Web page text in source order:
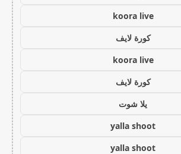
koora live
كورة لايف
koora live
كورة لايف
يلا شوت
yalla shoot
yalla shoot